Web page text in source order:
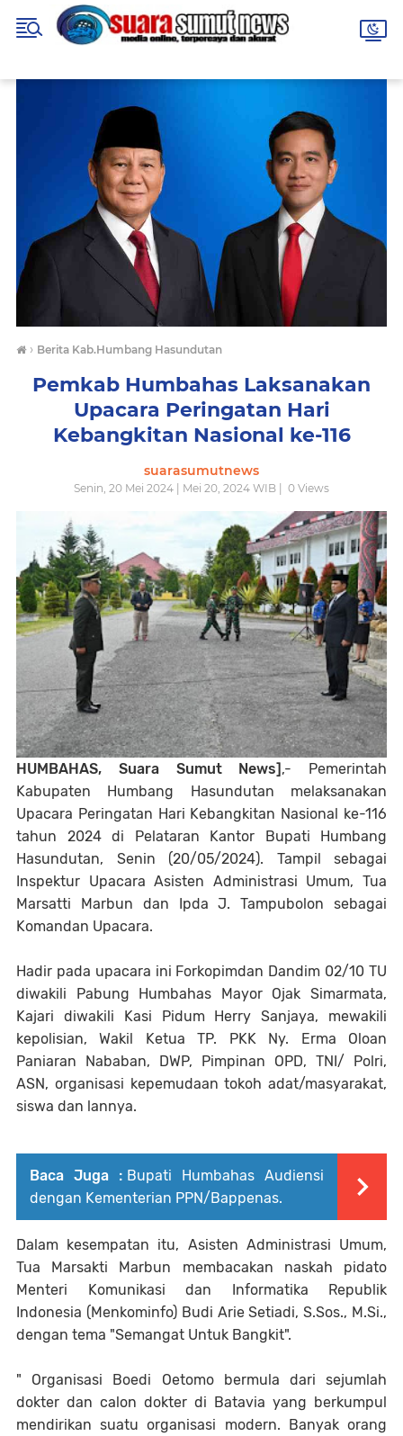
› Berita Kab.Humbang Hasundutan
Pemkab Humbahas Laksanakan
Upacara Peringatan Hari
Kebangkitan Nasional ke-116
suarasumutnews
Senin, 20 Mei 2024 | Mei 20, 2024 WIB | 0 Views
HUMBAHAS, Suara Sumut News],- Pemerintah
Kabupaten Humbang Hasundutan melaksanakan
Upacara Peringatan Hari Kebangkitan Nasional ke-116
tahun 2024 di Pelataran Kantor Bupati Humbang
Hasundutan, Senin (20/05/2024). Tampil sebagai
Inspektur Upacara Asisten Administrasi Umum, Tua
Marsatti Marbun dan Ipda J. Tampubolon sebagai
Komandan Upacara.
Hadir pada upacara ini Forkopimdan Dandim 02/10 TU
diwakili Pabung Humbahas Mayor Ojak Simarmata,
Kajari diwakili Kasi Pidum Herry Sanjaya, mewakili
kepolisian, Wakil Ketua TP. PKK Ny. Erma Oloan
Paniaran Nababan, DWP, Pimpinan OPD, TNI/ Polri,
ASN, organisasi kepemudaan tokoh adat/masyarakat,
siswa dan lannya.
Baca Juga : Bupati Humbahas Audiensi
dengan Kementerian PPN/Bappenas.
Dalam kesempatan itu, Asisten Administrasi Umum,
Tua Marsakti Marbun membacakan naskah pidato
Menteri Komunikasi dan Informatika Republik
Indonesia (Menkominfo) Budi Arie Setiadi, S.Sos., M.Si.,
dengan tema "Semangat Untuk Bangkit".
" Organisasi Boedi Oetomo bermula dari sejumlah
dokter dan calon dokter di Batavia yang berkumpul
mendirikan suatu organisasi modern. Banyak orang